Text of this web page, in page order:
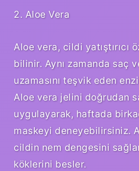
2. Aloe Vera
Aloe vera, cildi yatıştırıcı
bilinir. Aynı zamanda saç
uzamasını teşvik eden
Aloe vera jelini doğrudan
uygulayarak, haftada
maskeyi deneyebilirsiniz.
cildin nem dengesini
köklerini besler.